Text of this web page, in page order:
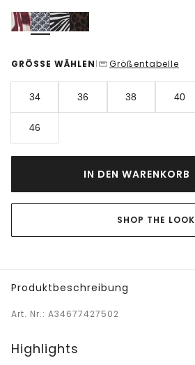
GRÖSSE WÄHLEN | Größentabelle
34 36 38 40
46
IN DEN WARENKORB
SHOP THE LOOK
Produktbeschreibung
Art. Nr.: A34677427502
Highlights